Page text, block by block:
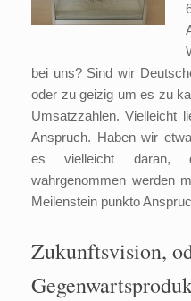
bei uns? Sind wir
oder zu geizig um es zu
Umsatzzahlen. Vielleicht
Anspruch. Haben wir
es vielleicht daran,
wahrgenommen werden
Meilenstein punkto
Zukunftsvision,